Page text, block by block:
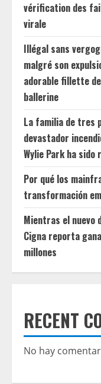
vérification des
virale
Illégal sans
malgré son
adorable fillette
ballerine
La familia de tres
devastador
Wylie Park ha sido
Por qué los
transformación
Mientras el nuevo
Cigna reporta
millones
RECENT
No hay